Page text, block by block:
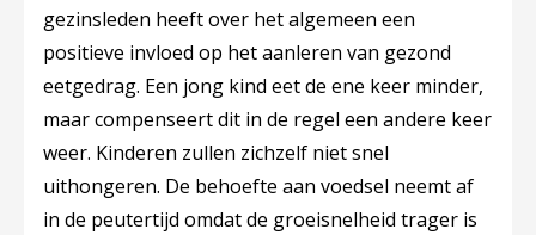
gezinsleden heeft over het algemeen een
positieve invloed op het aanleren van gezond
eetgedrag. Een jong kind eet de ene keer minder,
maar compenseert dit in de regel een andere keer
weer. Kinderen zullen zichzelf niet snel
uithongeren. De behoefte aan voedsel neemt af
in de peutertijd omdat de groeisnelheid trager is